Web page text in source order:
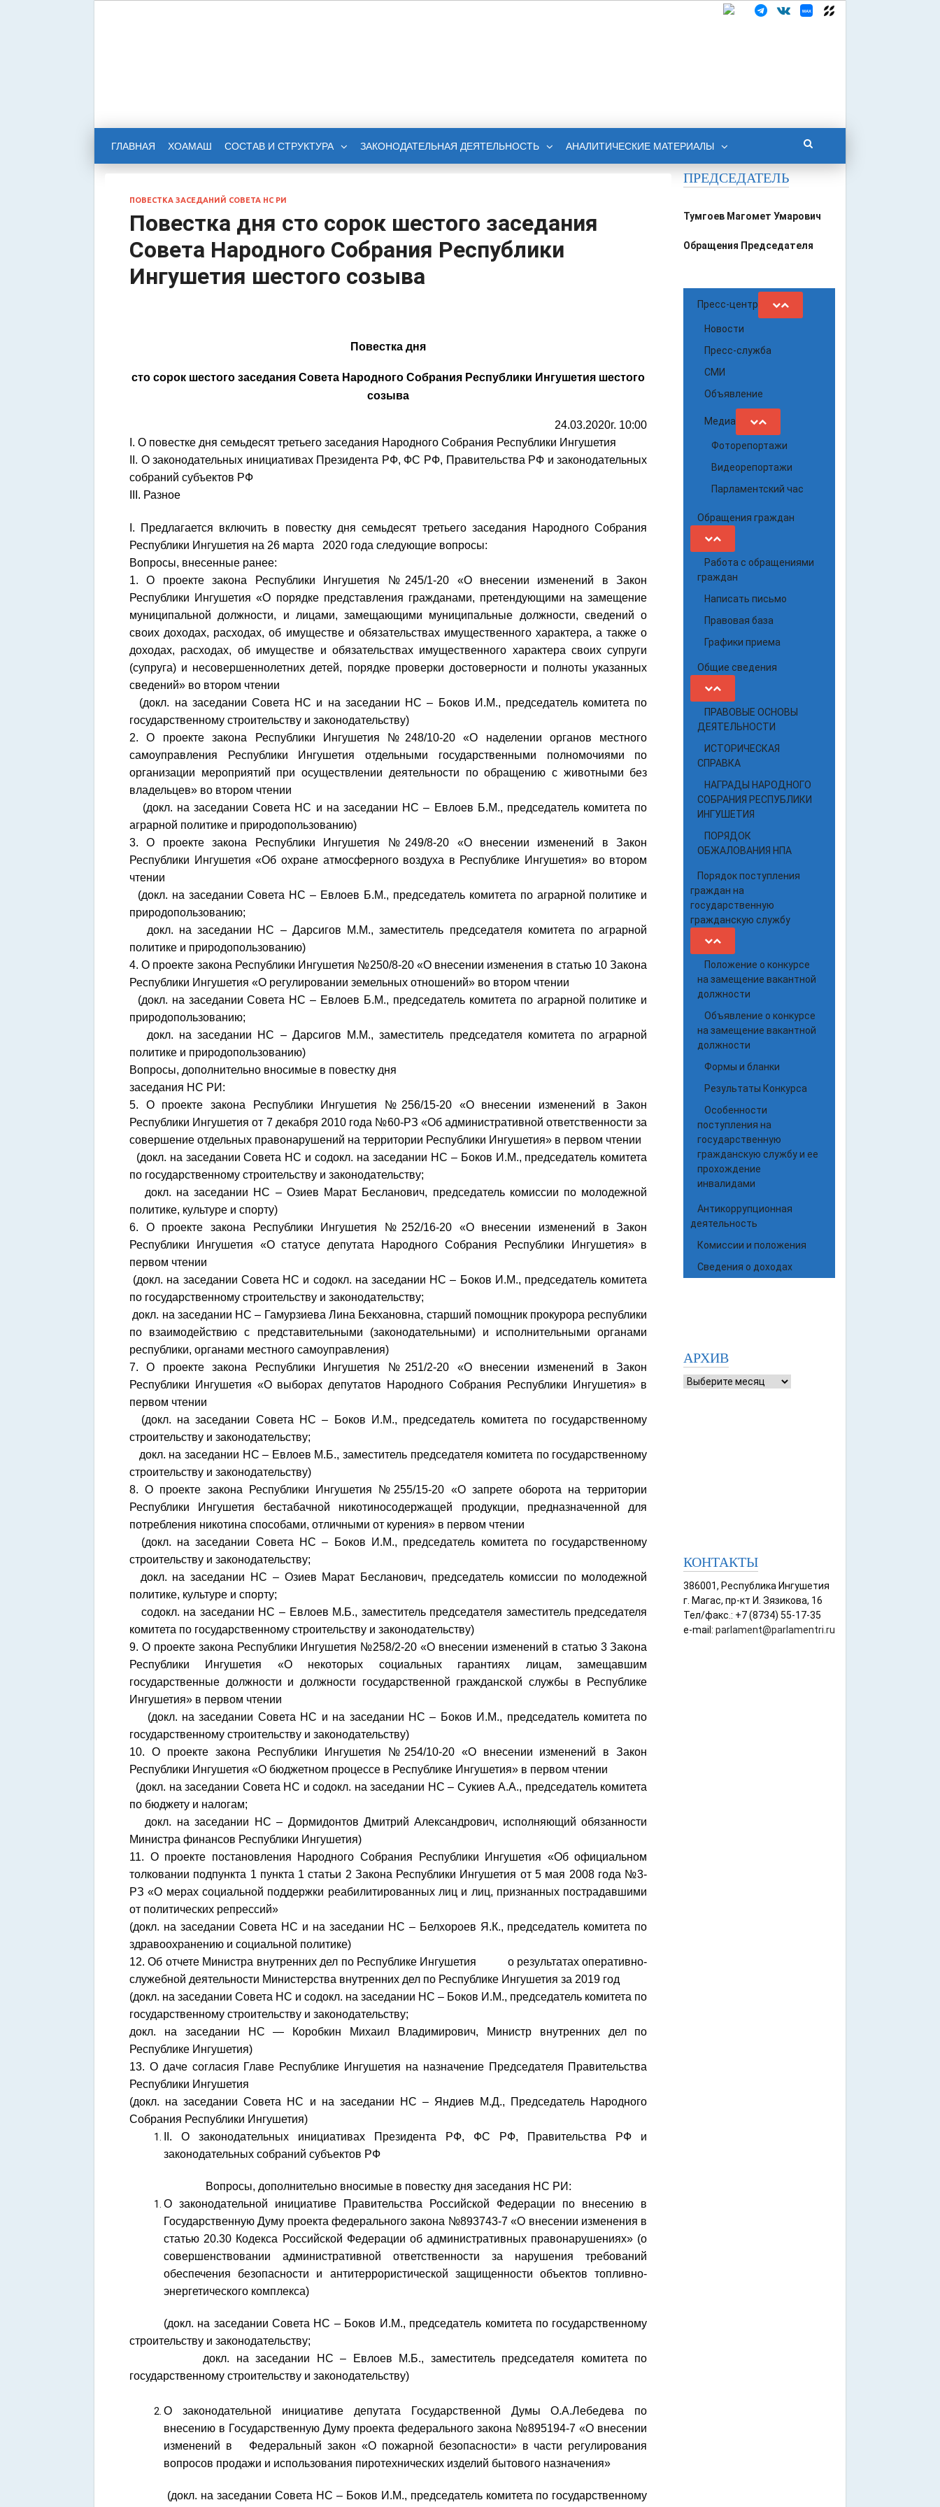
ГЛАВНАЯ ХОАМАШ СОСТАВ И СТРУКТУРА ЗАКОНОДАТЕЛЬНАЯ ДЕЯТЕЛЬНОСТЬ АНАЛИТИЧЕСКИЕ МАТЕРИАЛЫ
ПОВЕСТКА ЗАСЕДАНИЙ СОВЕТА НС РИ
Повестка дня сто сорок шестого заседания
Совета Народного Собрания Республики
Ингушетия шестого созыва
Повестка дня
сто сорок шестого заседания Совета Народного Собрания Республики Ингушетия шестого
созыва
24.03.2020г. 10:00
I. О повестке дня семьдесят третьего заседания Народного Собрания Республики Ингушетия
II. О законодательных инициативах Президента РФ, ФС РФ, Правительства РФ и законодательных
собраний субъектов РФ
III. Разное
I. Предлагается включить в повестку дня семьдесят третьего заседания Народного Собрания
Республики Ингушетия на 26 марта 2020 года следующие вопросы:
Вопросы, внесенные ранее:
1. О проекте закона Республики Ингушетия №245/1-20 «О внесении изменений в Закон
Республики Ингушетия «О порядке представления гражданами, претендующими на замещение
муниципальной должности, и лицами, замещающими муниципальные должности, сведений о
своих доходах, расходах, об имуществе и обязательствах имущественного характера, а также о
доходах, расходах, об имуществе и обязательствах имущественного характера своих супруги
(супруга) и несовершеннолетних детей, порядке проверки достоверности и полноты указанных
сведений» во втором чтении
(докл. на заседании Совета НС и на заседании НС – Боков И.М., председатель комитета по
государственному строительству и законодательству)
2. О проекте закона Республики Ингушетия №248/10-20 «О наделении органов местного
самоуправления Республики Ингушетия отдельными государственными полномочиями по
организации мероприятий при осуществлении деятельности по обращению с животными без
владельцев» во втором чтении
(докл. на заседании Совета НС и на заседании НС – Евлоев Б.М., председатель комитета по
аграрной политике и природопользованию)
3. О проекте закона Республики Ингушетия №249/8-20 «О внесении изменений в Закон
Республики Ингушетия «Об охране атмосферного воздуха в Республике Ингушетия» во втором
чтении
(докл. на заседании Совета НС – Евлоев Б.М., председатель комитета по аграрной политике и
природопользованию;
докл. на заседании НС – Дарсигов М.М., заместитель председателя комитета по аграрной
политике и природопользованию)
4. О проекте закона Республики Ингушетия №250/8-20 «О внесении изменения в статью 10 Закона
Республики Ингушетия «О регулировании земельных отношений» во втором чтении
(докл. на заседании Совета НС – Евлоев Б.М., председатель комитета по аграрной политике и
природопользованию;
докл. на заседании НС – Дарсигов М.М., заместитель председателя комитета по аграрной
политике и природопользованию)
Вопросы, дополнительно вносимые в повестку дня
заседания НС РИ:
5. О проекте закона Республики Ингушетия №256/15-20 «О внесении изменений в Закон
Республики Ингушетия от 7 декабря 2010 года №60-РЗ «Об административной ответственности за
совершение отдельных правонарушений на территории Республики Ингушетия» в первом чтении
(докл. на заседании Совета НС и содокл. на заседании НС – Боков И.М., председатель комитета
по государственному строительству и законодательству;
докл. на заседании НС – Озиев Марат Бесланович, председатель комиссии по молодежной
политике, культуре и спорту)
6. О проекте закона Республики Ингушетия №252/16-20 «О внесении изменений в Закон
Республики Ингушетия «О статусе депутата Народного Собрания Республики Ингушетия» в
первом чтении
(докл. на заседании Совета НС и содокл. на заседании НС – Боков И.М., председатель комитета
по государственному строительству и законодательству;
докл. на заседании НС – Гамурзиева Лина Бекхановна, старший помощник прокурора республики
по взаимодействию с представительными (законодательными) и исполнительными органами
республики, органами местного самоуправления)
7. О проекте закона Республики Ингушетия №251/2-20 «О внесении изменений в Закон
Республики Ингушетия «О выборах депутатов Народного Собрания Республики Ингушетия» в
первом чтении
(докл. на заседании Совета НС – Боков И.М., председатель комитета по государственному
строительству и законодательству;
докл. на заседании НС – Евлоев М.Б., заместитель председателя комитета по государственному
строительству и законодательству)
8. О проекте закона Республики Ингушетия №255/15-20 «О запрете оборота на территории
Республики Ингушетия бестабачной никотиносодержащей продукции, предназначенной для
потребления никотина способами, отличными от курения» в первом чтении
(докл. на заседании Совета НС – Боков И.М., председатель комитета по государственному
строительству и законодательству;
докл. на заседании НС – Озиев Марат Бесланович, председатель комиссии по молодежной
политике, культуре и спорту;
содокл. на заседании НС – Евлоев М.Б., заместитель председателя заместитель председателя
комитета по государственному строительству и законодательству)
9. О проекте закона Республики Ингушетия №258/2-20 «О внесении изменений в статью 3 Закона
Республики Ингушетия «О некоторых социальных гарантиях лицам, замещавшим
государственные должности и должности государственной гражданской службы в Республике
Ингушетия» в первом чтении
(докл. на заседании Совета НС и на заседании НС – Боков И.М., председатель комитета по
государственному строительству и законодательству)
10. О проекте закона Республики Ингушетия №254/10-20 «О внесении изменений в Закон
Республики Ингушетия «О бюджетном процессе в Республике Ингушетия» в первом чтении
(докл. на заседании Совета НС и содокл. на заседании НС – Сукиев А.А., председатель комитета
по бюджету и налогам;
докл. на заседании НС – Дормидонтов Дмитрий Александрович, исполняющий обязанности
Министра финансов Республики Ингушетия)
11. О проекте постановления Народного Собрания Республики Ингушетия «Об официальном
толковании подпункта 1 пункта 1 статьи 2 Закона Республики Ингушетия от 5 мая 2008 года №3-
РЗ «О мерах социальной поддержки реабилитированных лиц и лиц, признанных пострадавшими
от политических репрессий»
(докл. на заседании Совета НС и на заседании НС – Белхороев Я.К., председатель комитета по
здравоохранению и социальной политике)
12.Об отчете Министра внутренних дел по Республике Ингушетия о результатах оперативно-
служебной деятельности Министерства внутренних дел по Республике Ингушетия за 2019 год
(докл. на заседании Совета НС и содокл. на заседании НС – Боков И.М., председатель комитета по
государственному строительству и законодательству;
докл. на заседании НС — Коробкин Михаил Владимирович, Министр внутренних дел по
Республике Ингушетия)
13. О даче согласия Главе Республике Ингушетия на назначение Председателя Правительства
Республики Ингушетия
(докл. на заседании Совета НС и на заседании НС – Яндиев М.Д., Председатель Народного
Собрания Республики Ингушетия)
II. О законодательных инициативах Президента РФ, ФС РФ, Правительства РФ и
законодательных собраний субъектов РФ
Вопросы, дополнительно вносимые в повестку дня заседания НС РИ:
О законодательной инициативе Правительства Российской Федерации по внесению в
Государственную Думу проекта федерального закона №893743-7 «О внесении изменения в
статью 20.30 Кодекса Российской Федерации об административных правонарушениях» (о
совершенствовании административной ответственности за нарушения требований
обеспечения безопасности и антитеррористической защищенности объектов топливно-
энергетического комплекса)
(докл. на заседании Совета НС – Боков И.М., председатель комитета по государственному
строительству и законодательству;
докл. на заседании НС – Евлоев М.Б., заместитель председателя комитета по
государственному строительству и законодательству)
О законодательной инициативе депутата Государственной Думы О.А.Лебедева по
внесению в Государственную Думу проекта федерального закона №895194-7 «О внесении
изменений в Федеральный закон «О пожарной безопасности» в части регулирования
вопросов продажи и использования пиротехнических изделий бытового назначения»
(докл. на заседании Совета НС – Боков И.М., председатель комитета по государственному
ПРЕДСЕДАТЕЛЬ
Тумгоев Магомет Умарович
Обращения Председателя
Пресс-центр
Новости
Пресс-служба
СМИ
Объявление
Медиа
Фоторепортажи
Видеорепортажи
Парламентский час
Обращения граждан
Работа с обращениями
граждан
Написать письмо
Правовая база
Графики приема
Общие сведения
ПРАВОВЫЕ ОСНОВЫ
ДЕЯТЕЛЬНОСТИ
ИСТОРИЧЕСКАЯ
СПРАВКА
НАГРАДЫ НАРОДНОГО
СОБРАНИЯ РЕСПУБЛИКИ
ИНГУШЕТИЯ
ПОРЯДОК
ОБЖАЛОВАНИЯ НПА
Порядок поступления
граждан на
государственную
гражданскую службу
Положение о конкурсе
на замещение вакантной
должности
Объявление о конкурсе
на замещение вакантной
должности
Формы и бланки
Результаты Конкурса
Особенности
поступления на
государственную
гражданскую службу и ее
прохождение
инвалидами
Антикоррупционная
деятельность
Комиссии и положения
Сведения о доходах
АРХИВ
КОНТАКТЫ
386001, Республика Ингушетия
г. Магас, пр-кт И. Зязикова, 16
Тел/факс.: +7 (8734) 55-17-35
e-mail: parlament@parlamentri.ru